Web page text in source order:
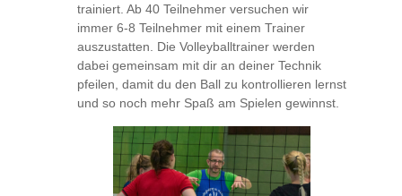
trainiert. Ab 40 Teilnehmer versuchen wir
immer 6-8 Teilnehmer mit einem Trainer
auszustatten. Die Volleyballtrainer werden
dabei gemeinsam mit dir an deiner Technik
pfeilen, damit du den Ball zu kontrollieren lernst
und so noch mehr Spaß am Spielen gewinnst.